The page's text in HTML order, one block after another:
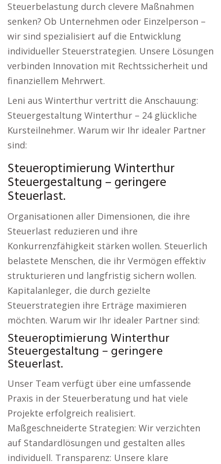
Steuerbelastung durch clevere Maßnahmen
senken? Ob Unternehmen oder Einzelperson –
wir sind spezialisiert auf die Entwicklung
individueller Steuerstrategien. Unsere Lösungen
verbinden Innovation mit Rechtssicherheit und
finanziellem Mehrwert.
Leni aus Winterthur vertritt die Anschauung:
Steuergestaltung Winterthur – 24 glückliche
Kursteilnehmer. Warum wir Ihr idealer Partner
sind:
Steueroptimierung Winterthur
Steuergestaltung – geringere
Steuerlast.
Organisationen aller Dimensionen, die ihre
Steuerlast reduzieren und ihre
Konkurrenzfähigkeit stärken wollen. Steuerlich
belastete Menschen, die ihr Vermögen effektiv
strukturieren und langfristig sichern wollen.
Kapitalanleger, die durch gezielte
Steuerstrategien ihre Erträge maximieren
möchten. Warum wir Ihr idealer Partner sind:
Steueroptimierung Winterthur
Steuergestaltung – geringere
Steuerlast.
Unser Team verfügt über eine umfassende
Praxis in der Steuerberatung und hat viele
Projekte erfolgreich realisiert.
Maßgeschneiderte Strategien: Wir verzichten
auf Standardlösungen und gestalten alles
individuell. Transparenz: Unsere klare